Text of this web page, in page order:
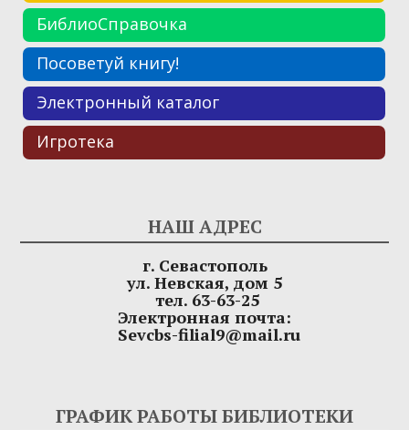
БиблиоСправочка
Посоветуй книгу!
Электронный каталог
Игротека
НАШ АДРЕС
г. Севастополь
ул. Невская, дом 5
тел. 63-63-25
Электронная почта:
Sevcbs-filial9@mail.ru
ГРАФИК РАБОТЫ БИБЛИОТЕКИ